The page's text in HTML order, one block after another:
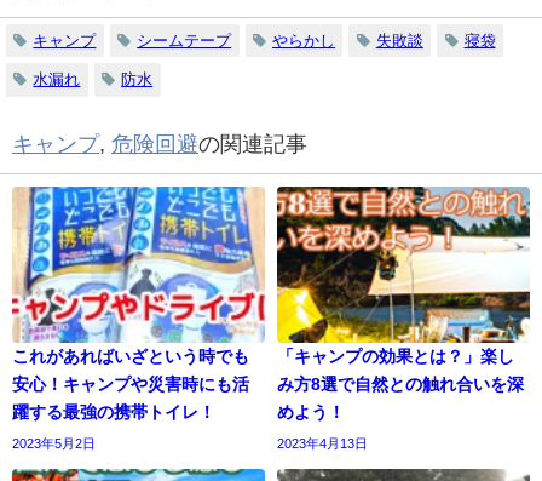
キャンプ シームテープ やらかし 失敗談 寝袋
水漏れ 防水
キャンプ, 危険回避の関連記事
これがあればいざという時でも
安心！キャンプや災害時にも活
躍する最強の携帯トイレ！
2023年5月2日
「キャンプの効果とは？」楽し
み方8選で自然との触れ合いを深
めよう！
2023年4月13日